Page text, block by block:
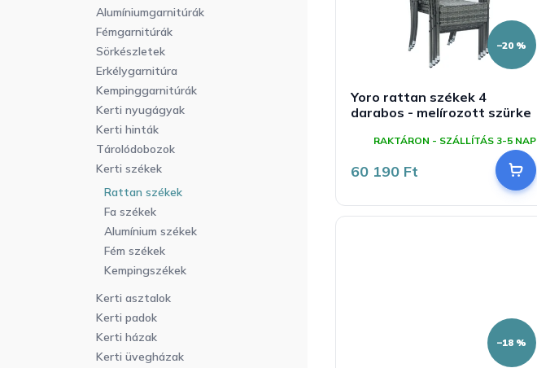
Alumíniumgarnitúrák
Fémgarnitúrák
Sörkészletek
Erkélygarnitúra
Kempinggarnitúrák
Kerti nyugágyak
Kerti hinták
Tárolódobozok
Kerti székek
Rattan székek
Fa székek
Alumínium székek
Fém székek
Kempingszékek
Kerti asztalok
Kerti padok
Kerti házak
Kerti üvegházak
–20 %
Yoro rattan székek 4
darabos - melírozott szürke
RAKTÁRON - SZÁLLÍTÁS 3-5 NAP
60 190 Ft
–18 %